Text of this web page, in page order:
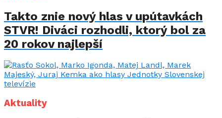
Takto znie nový hlas v upútavkách
STVR! Diváci rozhodli, ktorý bol za
20 rokov najlepší
Aktuality